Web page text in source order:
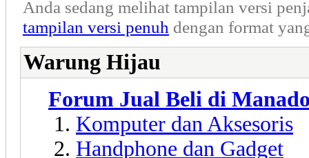
Anda sedang melihat tampilan versi
tampilan versi penuh dengan format
Warung Hijau
Forum Jual Beli di
Komputer dan Aksesoris
Handphone dan Gadget